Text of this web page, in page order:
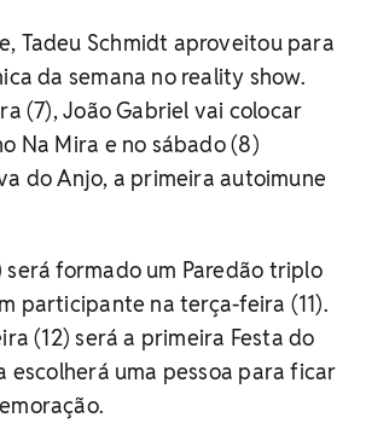
Tadeu Schmidt aproveitou para
da semana no reality show.
(7), João Gabriel vai colocar
Na Mira e no sábado (8)
do Anjo, a primeira autoimune
será formado um Paredão triplo
participante na terça-feira (11).
(12) será a primeira Festa do
escolherá uma pessoa para ficar